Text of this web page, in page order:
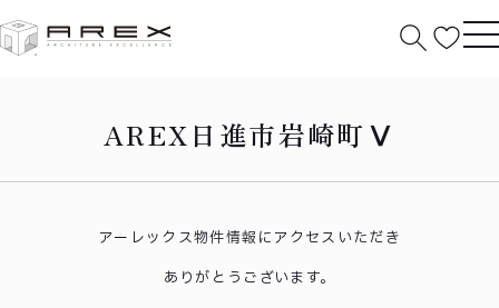
AREX日進市岩崎町Ⅴ
アーレックス物件情報にアクセスいただき
ありがとうございます。